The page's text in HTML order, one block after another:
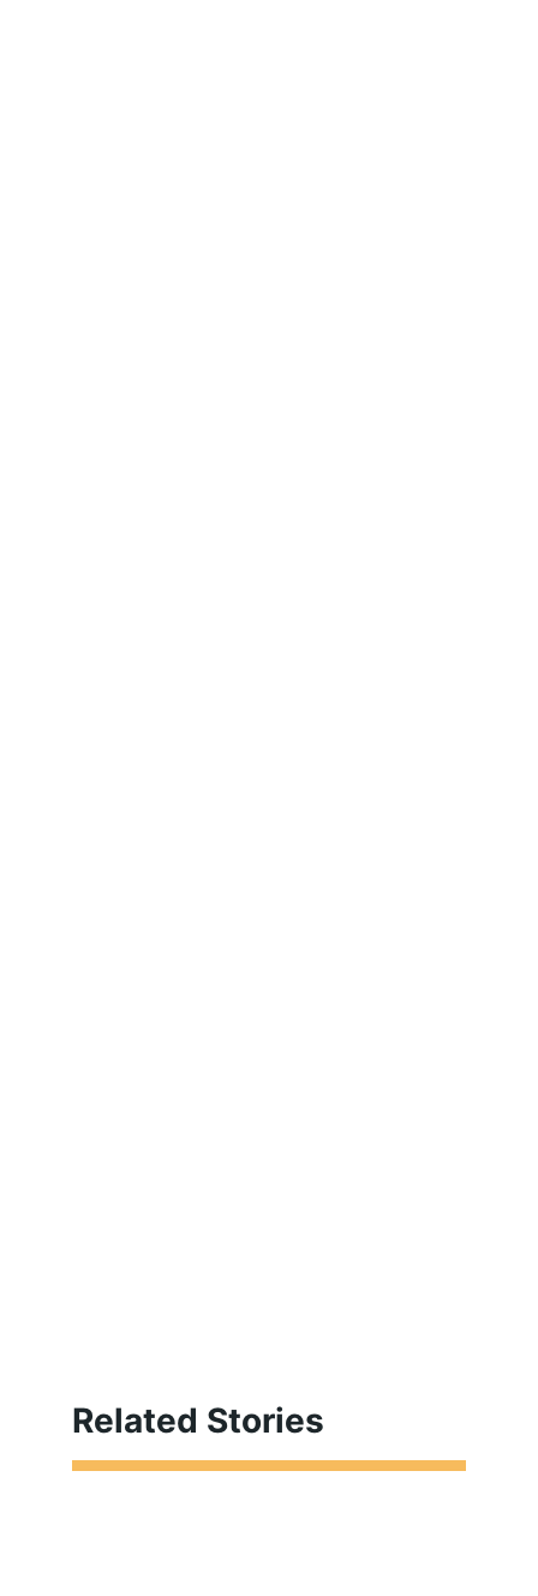
Related Stories